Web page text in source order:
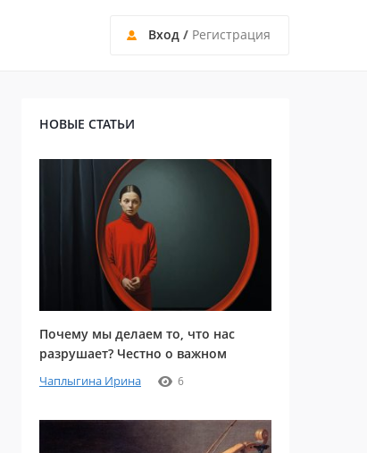
Вход / Регистрация
НОВЫЕ СТАТЬИ
Почему мы делаем то, что нас
разрушает? Честно о важном
Чаплыгина Ирина 6